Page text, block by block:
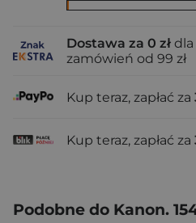
Dostawa za 0 zł dla
zamówień od 99 zł
Kup teraz, zapłać za
Kup teraz, zapłać za
Podobne do Kanon.